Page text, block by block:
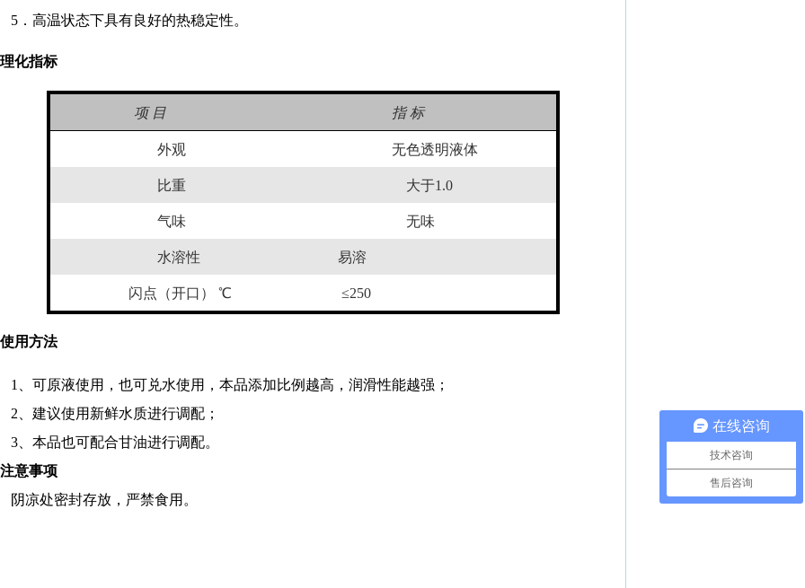
5． 高温状态下具有良好的热稳定性。
化指标
项 目 指 标
外观 无色透明液体
比重 大于1.0
气味 无味
水溶性 易溶
闪点（开口） ℃ ≤250
用方法
1、 可原液使用，也可兑水使用，本品添加比例越高，润滑性能越强；
2、 建议使用新鲜水质进行调配；
3、 本品也可配合甘油进行调配。
注意事项
阴凉处密封存放，严禁食用。
在线咨询
技术咨询
售后咨询